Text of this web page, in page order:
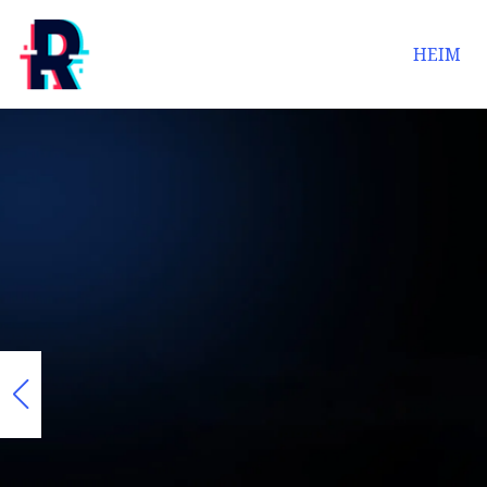
HEIM
Wir erlangen Anerkennung